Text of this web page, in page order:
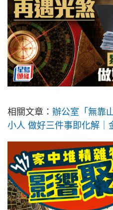
相關文章： 辦公室「無靠
小人 做好三件事即化解｜